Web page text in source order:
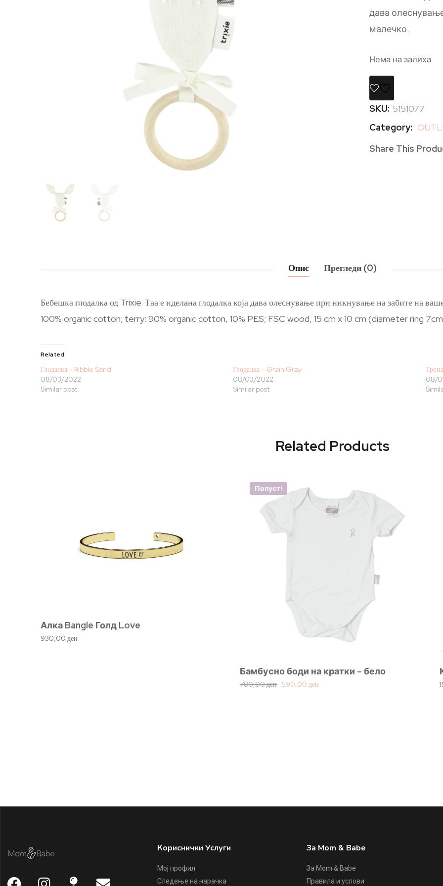
дава
малечко.
Нема на залиха
SKU: 5151077
Category:
Share This
Опис Прегледи (0)
Бебешка глодалка од Trixie. Таа е иделана глодалка која дава олеснување при никнување на забите на
100% organic cotton; terry: 90% organic cotton, 10% PES; FSC wood, 15 cm x 10 cm (diameter ring
Related
Глодалка – Ribble Sand
08/03/2022
Similar post
Глодалка – Grain Gray
08/03/2022
Similar post
08/
Related Products
Алка Bangle Голд Love
930,00ден
Попуст!
Бамбусно боди на кратки – бело
780,00ден 590,00ден
Кориснички Услуги
Мој профил
Следење на нарачка
За Mom & Babe
За Mom & Babe
Правила и услови